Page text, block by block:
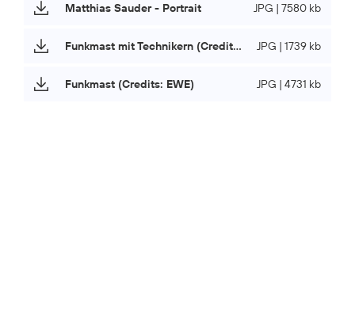
Matthias Sauder - Portrait JPG | 7580 kb
Funkmast mit Technikern (Credits: EWE) JPG | 1739 kb
Funkmast (Credits: EWE) JPG | 4731 kb